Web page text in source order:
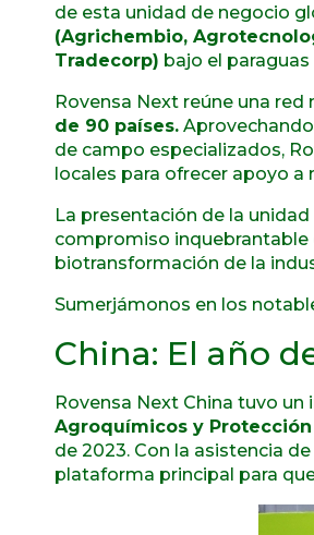
de esta unidad de negocio
(Agrichembio,
Tradecorp) bajo el
Rovensa Next reúne una
de 90 países.
de campo especializados,
locales para ofrecer apoyo
La presentación de la
compromiso inquebrantable
biotransformación de la
Sumerjámonos en los
China: El año
Rovensa Next China tuvo
Agroquímicos y Protección
de 2023. Con la asistencia
plataforma principal para